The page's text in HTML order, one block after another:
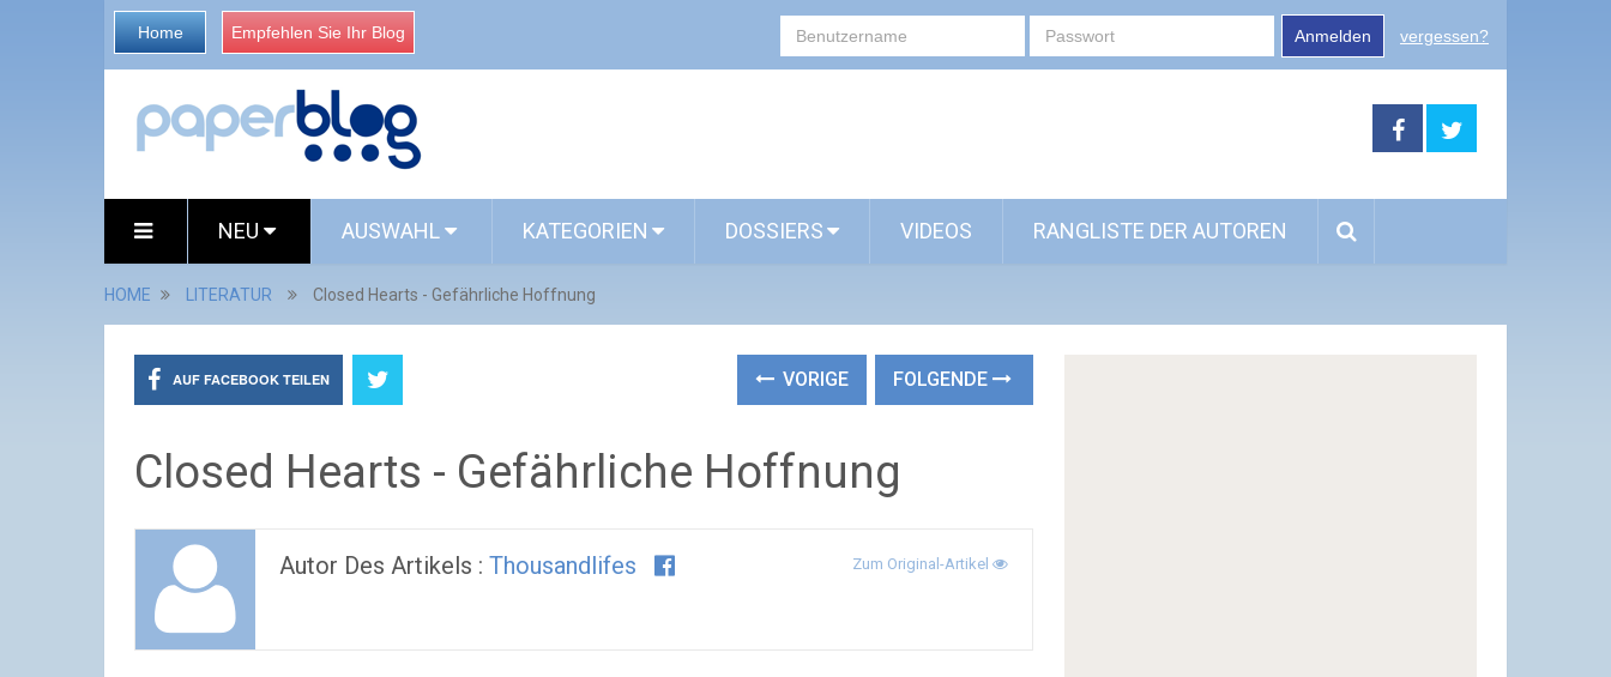
Home Empfehlen Sie Ihr Blog Anmelden vergessen?
NEU AUSWAHL KATEGORIEN DOSSIERS VIDEOS RANGLISTE DER AUTOREN
HOME LITERATUR Closed Hearts - Gefährliche Hoffnung
AUF FACEBOOK TEILEN VORIGE FOLGENDE
Closed Hearts - Gefährliche Hoffnung
Autor Des Artikels : Thousandlifes Zum Original-Artikel